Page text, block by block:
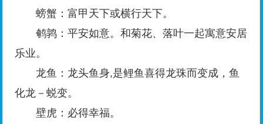
螃蟹：富甲天下或横行天下。
鹌鹑：平安如意。和菊花、落叶一起寓意安居
乐业。
龙鱼：龙头鱼身,是鲤鱼喜得龙珠而变成，鱼
化龙－蜕变。
壁虎：必得幸福。